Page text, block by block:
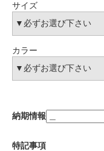
サイズ
カラー
納期情報
特記事項